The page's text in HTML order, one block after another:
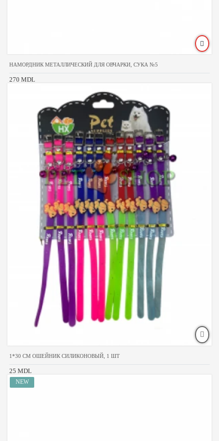
НАМОРДНИК МЕТАЛЛИЧЕСКИЙ ДЛЯ ОВЧАРКИ, СУКА №5
270 MDL
1*30 CM ОШЕЙНИК СИЛИКОНОВЫЙ, 1 ШТ
25 MDL